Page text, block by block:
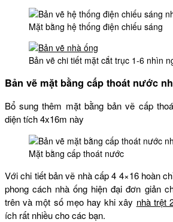
Mặt bằng hệ thống điện chiếu sáng
Bản vẽ chi tiết mặt cắt trục 1-6 nhìn
Bản vẽ mặt bằng cấp thoát nước
Bổ sung thêm mặt bằng bản vẽ cấp
diện tích 4x16m này
Mặt bằng cấp thoát nước
Với chi tiết bản vẽ nhà cấp 4 4×16 hoàn
phong cách nhà ống hiện đại đơn giản
trên và một số mẹo hay khi xây nhà trệt
ích rất nhiều cho các bạn.